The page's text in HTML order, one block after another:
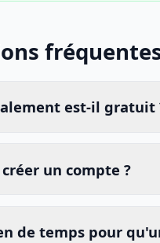
est-il gratuit
un compte ?
de temps pour